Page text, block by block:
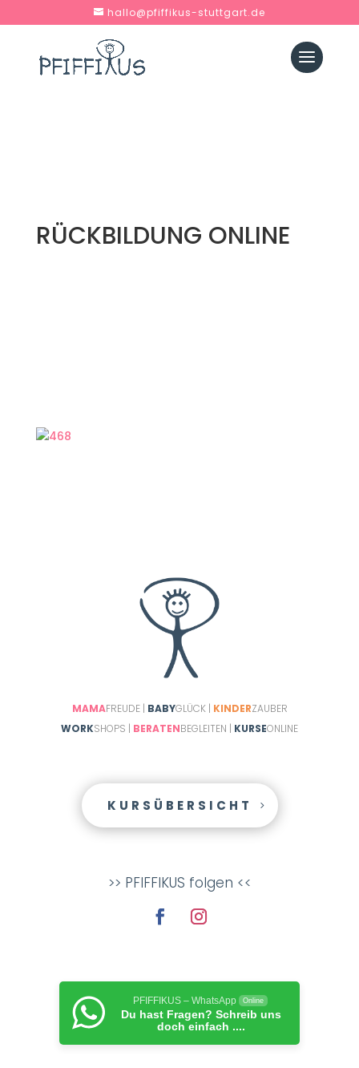
hallo@pfiffikus-stuttgart.de
RÜCKBILDUNG ONLINE
MAMAFREUDE | BABYGLÜCK | KINDERZAUBER
WORKSHOPS | BERATENBEGLEITEN | KURSEONLINE
KURSÜBERSICHT
>> PFIFFIKUS folgen <<
PFIFFIKUS – WhatsApp Online
Du hast Fragen? Schreib uns
doch einfach ....